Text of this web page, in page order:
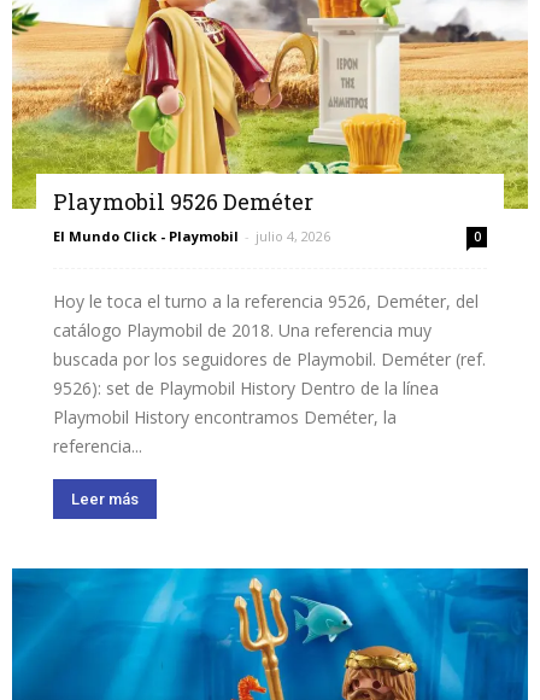
Playmobil 9526 Deméter
El Mundo Click - Playmobil - julio 4, 2026 0
Hoy le toca el turno a la referencia 9526, Deméter, del
catálogo Playmobil de 2018. Una referencia muy
buscada por los seguidores de Playmobil. Deméter (ref.
9526): set de Playmobil History Dentro de la línea
Playmobil History encontramos Deméter, la
referencia...
Leer más